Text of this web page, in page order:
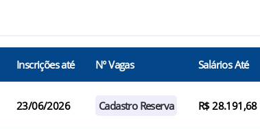
Inscrições até N° Vagas Salários Até
23/06/2026 Cadastro Reserva R$ 28.191,68